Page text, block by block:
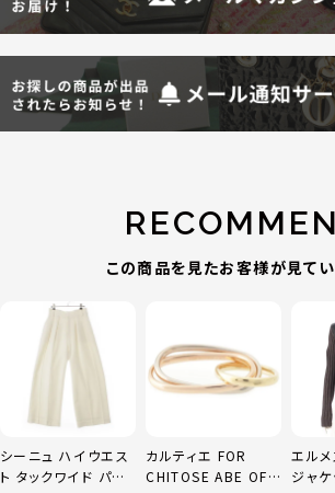
この商品を見たお客様が見て
シーニュ ハイウエス
ト タックワイド パン
カルティエ FOR
CHITOSE ABE OF
エル
ジャケ